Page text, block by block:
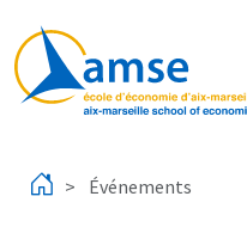
Événements